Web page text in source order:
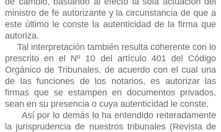
ministro de fe autorizante y la circunstancia de que a
este último le conste la autenticidad de la firma que
autoriza.
Tal interpretación también resulta coherente con lo
prescrito en el Nº 10 del artículo 401 del Código
Orgánico de Tribunales, de acuerdo con el cual una
de las funciones de los notarios, es autorizar las
firmas que se estampen en documentos privados,
sean en su presencia o cuya autenticidad le conste.
Así por lo demás lo ha entendido reiteradamente
la jurisprudencia de nuestros tribunales (Revista de